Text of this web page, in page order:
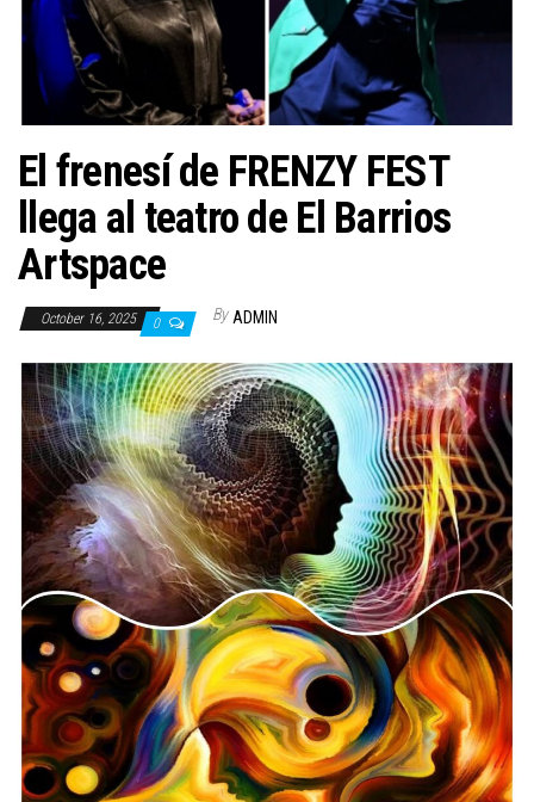
El frenesí de FRENZY FEST
llega al teatro de El Barrios
Artspace
October 16, 2025 0 By ADMIN